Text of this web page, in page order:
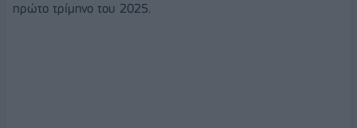
πρώτο τρίμηνο του 2025.